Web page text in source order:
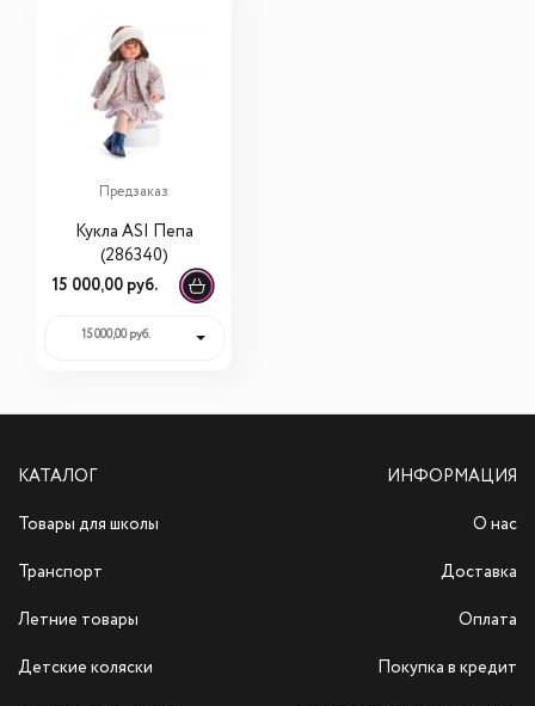
Предзаказ
Кукла ASI Пепа
(286340)
15 000,00 руб.
15 000,00 руб.
КАТАЛОГ
Товары для школы
Транспорт
Летние товары
Детские коляски
ИНФОРМАЦИЯ
О нас
Доставка
Оплата
Покупка в кредит